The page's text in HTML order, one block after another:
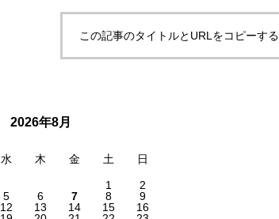
この記事のタイトルとURLをコピーする
2026年8月
水 木 金 土 日
1
2
5 6 7 8
9
12 13 14 15
16